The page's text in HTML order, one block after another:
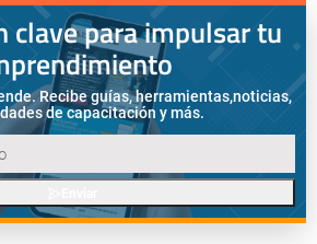
clave para impulsar tu
Recibe guías, herramientas,noticias,
de capacitación y más.